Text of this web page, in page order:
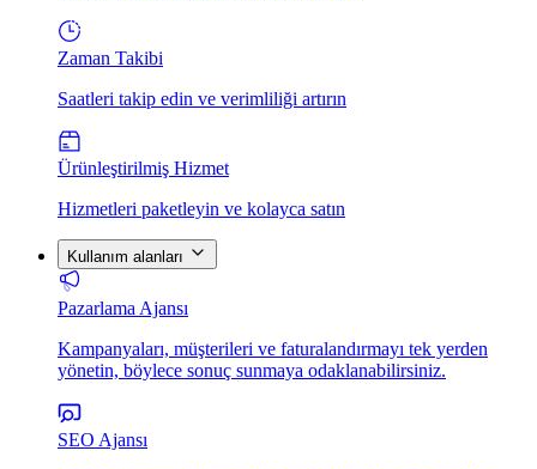
Zaman Takibi
Saatleri takip edin ve verimliliği artırın
Ürünleştirilmiş Hizmet
Hizmetleri paketleyin ve kolayca satın
Kullanım alanları
Pazarlama Ajansı
Kampanyaları, müşterileri ve faturalandırmayı tek yerden
yönetin, böylece sonuç sunmaya odaklanabilirsiniz.
SEO Ajansı